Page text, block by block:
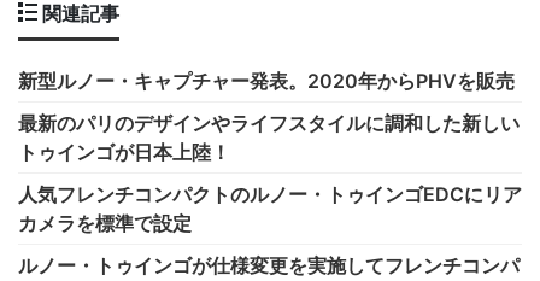
関連記事
新型ルノー・キャプチャー発表。2020年からPHVを販売
最新のパリのデザインやライフスタイルに調和した新しい
トゥインゴが日本上陸！
人気フレンチコンパクトのルノー・トゥインゴEDCにリア
カメラを標準で設定
ルノー・トゥインゴが仕様変更を実施してフレンチコンパ